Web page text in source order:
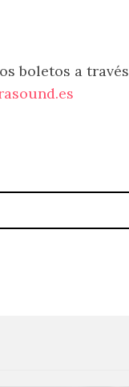
boletos a